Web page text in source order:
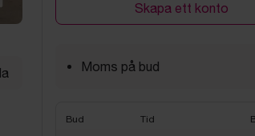
Skapa ett konto
Moms på bud
Bud Tid